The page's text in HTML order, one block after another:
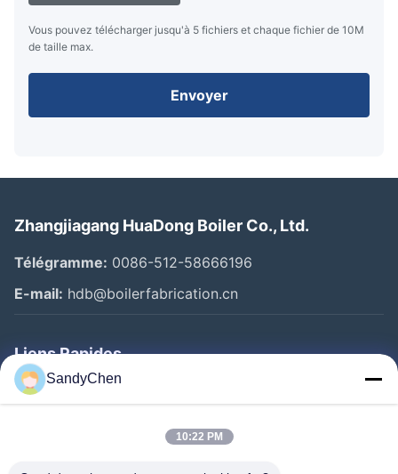
Vous pouvez télécharger jusqu'à 5 fichiers et chaque fichier de 10M
de taille max.
Envoyer
Zhangjiagang HuaDong Boiler Co., Ltd.
Télégramme: 0086-512-58666196
E-mail: hdb@boilerfabrication.cn
Liens Rapides
Maison
SandyChen
10:22 PM